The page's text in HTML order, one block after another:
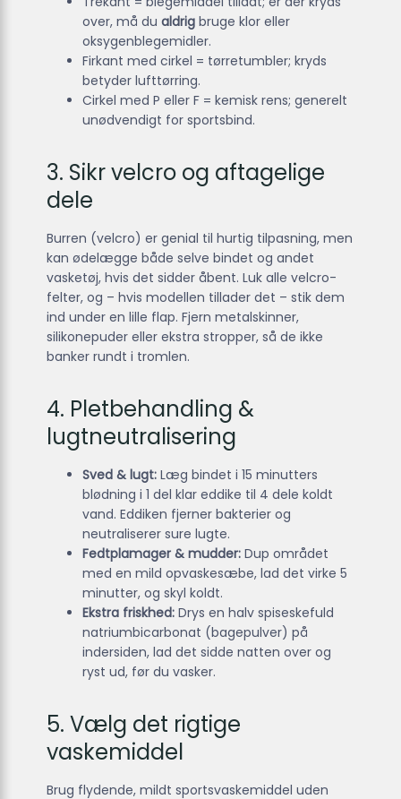
over, må du aldrig bruge klor eller
oksygenblege­midler.
Firkant med cirkel = tørretumbler; kryds
betyder lufttørring.
Cirkel med P eller F = kemisk rens; generelt
unødvendigt for sportsbind.
3. Sikr velcro og aftagelige
dele
Burren (velcro) er genial til hurtig tilpasning, men
kan ødelægge både selve bindet og andet
vasketøj, hvis det sidder åbent. Luk alle velcro-
felter, og – hvis modellen tillader det – stik dem
ind under en lille flap. Fjern metalskinner,
silikonepuder eller ekstra stropper, så de ikke
banker rundt i tromlen.
4. Pletbehandling &
lugtneutralisering
Sved & lugt: Læg bindet i 15 minutters
blødning i 1 del klar eddike til 4 dele koldt
vand. Eddiken fjerner bakterier og
neutraliserer sure lugte.
Fedtplamager & mudder: Dup området
med en mild opvaskesæbe, lad det virke 5
minutter, og skyl koldt.
Ekstra friskhed: Drys en halv spiseskefuld
natriumbicarbonat (bagepulver) på
indersiden, lad det sidde natten over og
ryst ud, før du vasker.
5. Vælg det rigtige
vaskemiddel
Brug flydende, mildt sportsvaskemiddel uden